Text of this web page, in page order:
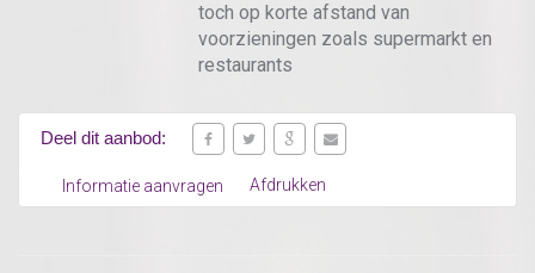
toch op korte afstand van
voorzieningen zoals supermarkt en
restaurants
Deel dit aanbod:
Informatie aanvragen Afdrukken